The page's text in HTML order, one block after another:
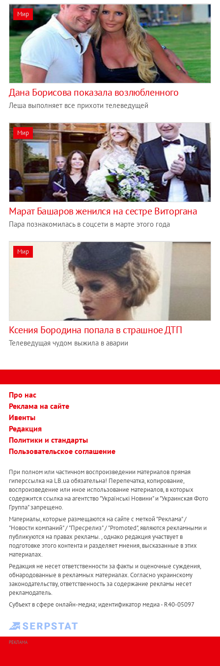
Мир
​Дана Борисова показала возлюбленного
Леша выполняет все прихоти телеведущей
Мир
Марат Башаров женился на сестре Виторгана
Пара познакомилась в соцсети в марте этого года
Мир
Ксения Бородина попала в страшное ДТП
Телеведущая чудом выжила в аварии
Про нас
Реклама на сайте
Ивенты
Редакция
Политики и стандарты
Пользовательское соглашение
При полном или частичном воспроизведении материалов прямая
гиперссылка на LB.ua обязательна! Перепечатка, копирование,
воспроизведение или иное использование материалов, в которых
содержится ссылка на агентство "Українськi Новини" и "Украинская Фото
Группа" запрещено.
Материалы, которые размещаются на сайте с меткой "Реклама" /
"Новости компаний" / "Пресрелиз" / "Promoted", являются рекламными и
публикуются на правах рекламы. , однако редакция участвует в
подготовке этого контента и разделяет мнения, высказанные в этих
материалах.
Редакция не несет ответственности за факты и оценочные суждения,
обнародованные в рекламных материалах. Согласно украинскому
законодательству, ответственность за содержание рекламы несет
рекламодатель.
Субъект в сфере онлайн-медиа; идентификатор медиа - R40-05097
РЕКЛАМА